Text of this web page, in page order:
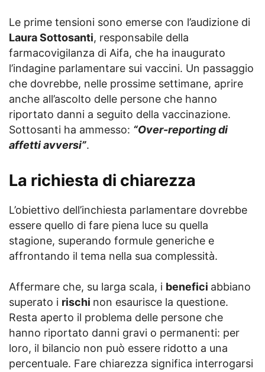
Le prime tensioni sono emerse con l’audizione di
Laura Sottosanti, responsabile della
farmacovigilanza di Aifa, che ha inaugurato
l’indagine parlamentare sui vaccini. Un passaggio
che dovrebbe, nelle prossime settimane, aprire
anche all’ascolto delle persone che hanno
riportato danni a seguito della vaccinazione.
Sottosanti ha ammesso: “Over-reporting di
affetti avversi”.
La richiesta di chiarezza
L’obiettivo dell’inchiesta parlamentare dovrebbe
essere quello di fare piena luce su quella
stagione, superando formule generiche e
affrontando il tema nella sua complessità.
Affermare che, su larga scala, i benefici abbiano
superato i rischi non esaurisce la questione.
Resta aperto il problema delle persone che
hanno riportato danni gravi o permanenti: per
loro, il bilancio non può essere ridotto a una
percentuale. Fare chiarezza significa interrogarsi